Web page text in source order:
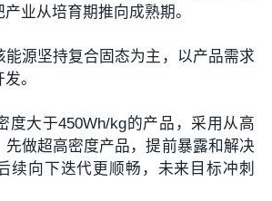
业从培育期推向成熟期。
能源坚持复合固态为主，以产品需求
。
度大于450Wh/kg的产品，采用从高
先做超高密度产品，提前暴露和解决
续向下迭代更顺畅，未来目标冲刺